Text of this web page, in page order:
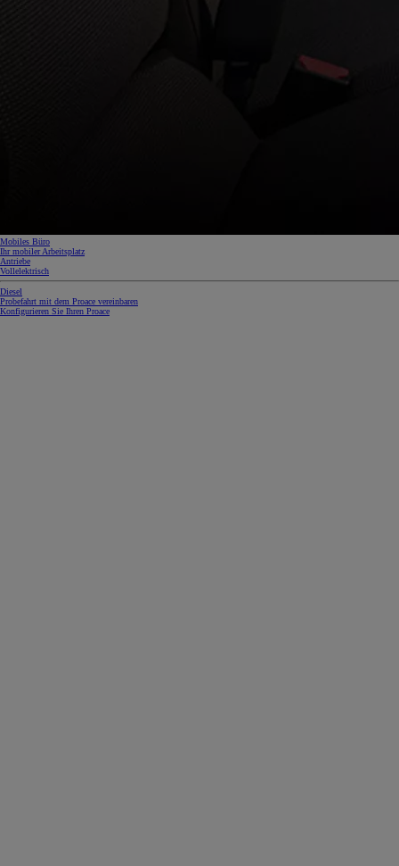
Mobiles Büro
Ihr mobiler Arbeitsplatz
Antriebe
Vollelektrisch
Diesel
Probefahrt mit dem Proace vereinbaren
Konfigurieren Sie Ihren Proace